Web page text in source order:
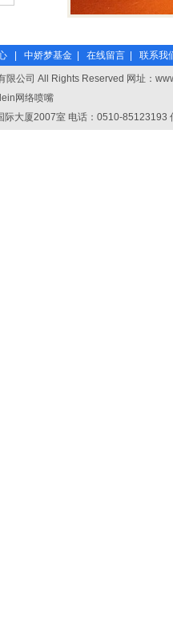
中娇梦基金 在线留言 联系我
公司 All Rights Reserved 网址：
网络喷嘴
际大厦2007室 电话：0510-